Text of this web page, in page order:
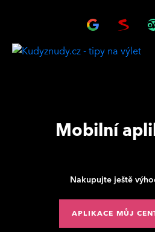
Mobilní
Nakupujte ještě
APLIKACE MŮJ